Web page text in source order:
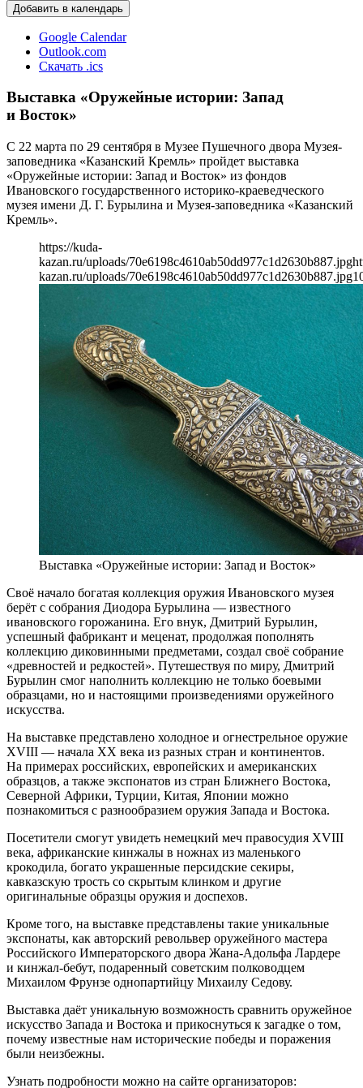
Добавить в календарь
Google Calendar
Outlook.com
Скачать .ics
Выставка «Оружейные истории: Запад
и Восток»
С 22 марта по 29 сентября в Музее Пушечного двора Музея-
заповедника «Казанский Кремль» пройдет выставка
«Оружейные истории: Запад и Восток» из фондов
Ивановского государственного историко-краеведческого
музея имени Д. Г. Бурылина и Музея-заповедника «Казанский
Кремль».
https://kuda-
kazan.ru/uploads/70e6198c4610ab50dd977c1d2630b887.jpg
kazan.ru/uploads/70e6198c4610ab50dd977c1d2630b887.jpg
Выставка «Оружейные истории: Запад и Восток»
Своё начало богатая коллекция оружия Ивановского музея
берёт с собрания Диодора Бурылина — известного
ивановского горожанина. Его внук, Дмитрий Бурылин,
успешный фабрикант и меценат, продолжая пополнять
коллекцию диковинными предметами, создал своё собрание
«древностей и редкостей». Путешествуя по миру, Дмитрий
Бурылин смог наполнить коллекцию не только боевыми
образцами, но и настоящими произведениями оружейного
искусства.
На выставке представлено холодное и огнестрельное оружие
XVIII — начала XX века из разных стран и континентов.
На примерах российских, европейских и американских
образцов, а также экспонатов из стран Ближнего Востока,
Северной Африки, Турции, Китая, Японии можно
познакомиться с разнообразием оружия Запада и Востока.
Посетители смогут увидеть немецкий меч правосудия XVIII
века, африканские кинжалы в ножнах из маленького
крокодила, богато украшенные персидские секиры,
кавказскую трость со скрытым клинком и другие
оригинальные образцы оружия и доспехов.
Кроме того, на выставке представлены такие уникальные
экспонаты, как авторский револьвер оружейного мастера
Российского Императорского двора Жана-Адольфа Лардере
и кинжал-бебут, подаренный советским полководцем
Михаилом Фрунзе однопартийцу Михаилу Седову.
Выставка даёт уникальную возможность сравнить оружейное
искусство Запада и Востока и прикоснуться к загадке о том,
почему известные нам исторические победы и поражения
были неизбежны.
Узнать подробности можно на сайте организаторов: